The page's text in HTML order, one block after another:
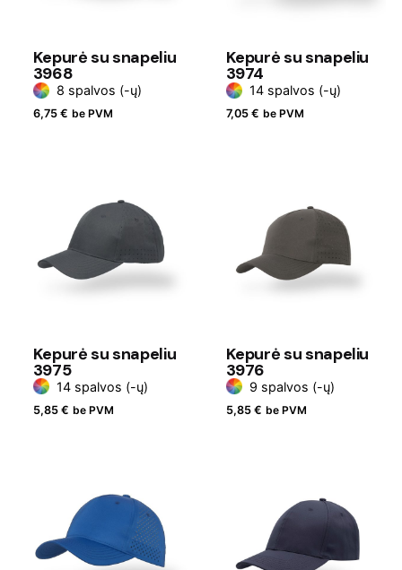
Kepurė su snapeliu
3968
8 spalvos (-ų)
6,75 € be PVM
Kepurė su snapeliu
3974
14 spalvos (-ų)
7,05 € be PVM
Kepurė su snapeliu
3975
14 spalvos (-ų)
5,85 € be PVM
Kepurė su snapeliu
3976
9 spalvos (-ų)
5,85 € be PVM